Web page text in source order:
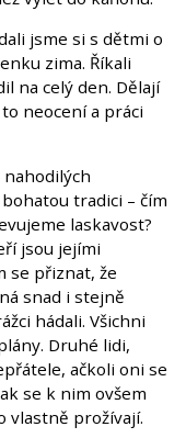
jsme si s dětmi o
zima. Říkali
na celý den. Dělají
neocení a práci
tradici – čím
laskavost?
jsou jejími
se přiznat, že
snad i stejně
hádali. Všichni
Druhé lidi,
ačkoli oni se
se k nim ovšem
vlastně prožívají.